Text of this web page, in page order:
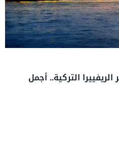
التركية.. أجمل